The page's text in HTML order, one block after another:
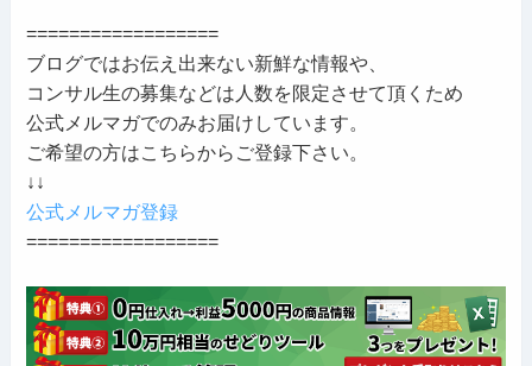
==================
ブログではお伝え出来ない新鮮な情報や、
コンサル生の募集などは人数を限定させて頂くため
公式メルマガでのみお届けしています。
ご希望の方はこちらからご登録下さい。
↓↓
公式メルマガ登録
==================